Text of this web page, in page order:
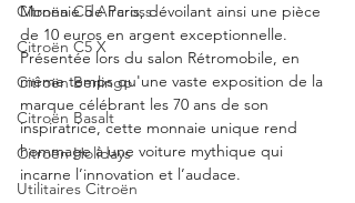
Citroën C5 Aircross
Citroën C5 X
Citroën Berlingo
Citroën Basalt
Citroën Holidays
Utilitaires Citroën
Monnaie de Paris, dévoilant ainsi une pièce
de 10 euros en argent exceptionnelle.
Présentée lors du salon Rétromobile, en
même temps qu'une vaste exposition de la
marque célébrant les 70 ans de son
inspiratrice, cette monnaie unique rend
hommage à une voiture mythique qui
incarne l’innovation et l’audace.